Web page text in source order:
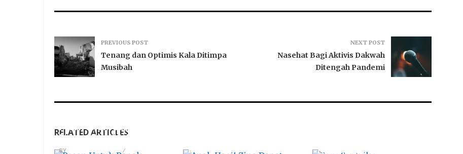
PREVIOUS POST
Tenang dan Optimis Kala Ditimpa
Musibah
NEXT POST
Nasehat Bagi Aktivis Dakwah
Ditengah Pandemi
RELATED ARTICLES
Pesan Untuk Bapak
Ridwan Kamil Sekeluarga
BY
Biologisnya Jika…
Qur’an Dalam 3 Hari Di